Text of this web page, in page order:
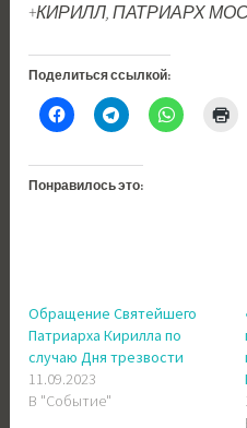
+КИРИЛЛ, ПАТРИАРХ
Поделиться ссылкой:
Понравилось это:
Обращение Святейшего
Патриарха Кирилла по
случаю Дня трезвости
11.09.2023
В "Событие"